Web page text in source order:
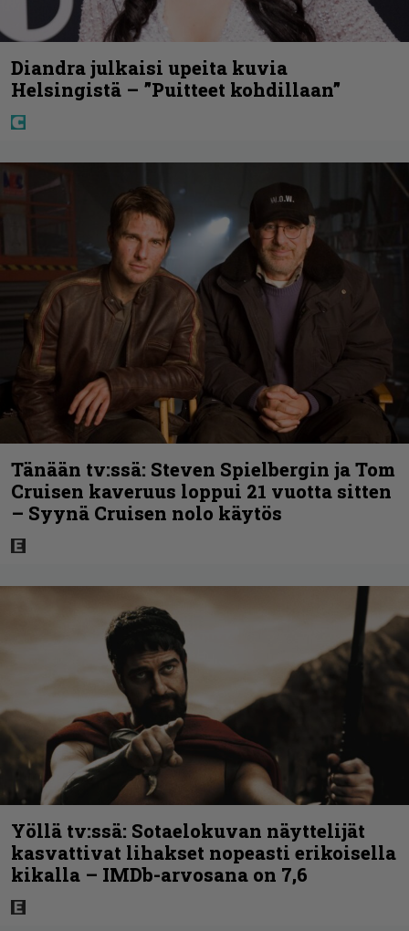
Diandra julkaisi upeita kuvia
Helsingistä – ”Puitteet kohdillaan”
Tänään tv:ssä: Steven Spielbergin ja Tom
Cruisen kaveruus loppui 21 vuotta sitten
– Syynä Cruisen nolo käytös
Yöllä tv:ssä: Sotaelokuvan näyttelijät
kasvattivat lihakset nopeasti erikoisella
kikalla – IMDb-arvosana on 7,6